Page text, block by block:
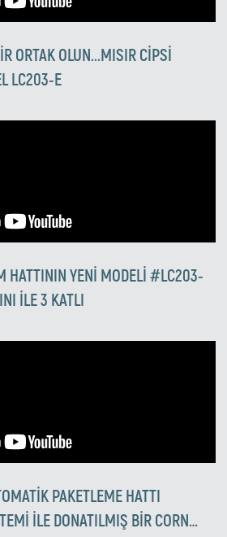
ORTAK OLUN...MISIR CIPSI
LC203-E
HATTININ YENI MODELI #LC203-
ILE 3 KATLI
PAKETLEME HATTI
ILE DONATILMIŞ BIR CORN